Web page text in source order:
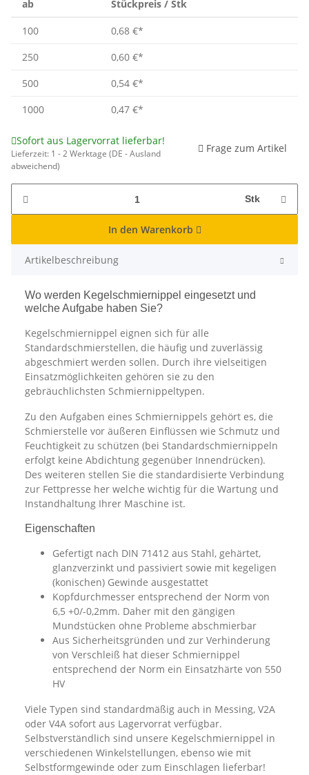
ab
Stückpreis / Stk
100 0,68 €*
250
0,60 €*
500
0,54 €*
1000
0,47 €*
Sofort aus Lagervorrat lieferbar!
Lieferzeit: 1 - 2 Werktage (DE - Ausland
abweichend)
Frage zum Artikel
Stk
In den Warenkorb
Artikelbeschreibung
Wo werden Kegelschmiernippel eingesetzt und
welche Aufgabe haben Sie?
Kegelschmiernippel eignen sich für alle
Standardschmierstellen, die häufig und zuverlässig
abgeschmiert werden sollen. Durch ihre vielseitigen
Einsatzmöglichkeiten gehören sie zu den
gebräuchlichsten Schmiernippeltypen.
Zu den Aufgaben eines Schmiernippels gehört es, die
Schmierstelle vor äußeren Einflüssen wie Schmutz und
Feuchtigkeit zu schützen (bei Standardschmiernippeln
erfolgt keine Abdichtung gegenüber Innendrücken).
Des weiteren stellen Sie die standardisierte Verbindung
zur Fettpresse her welche wichtig für die Wartung und
Instandhaltung Ihrer Maschine ist.
Eigenschaften
Gefertigt nach DIN 71412 aus Stahl, gehärtet,
glanzverzinkt und passiviert sowie mit kegeligen
(konischen) Gewinde ausgestattet
Kopfdurchmesser entsprechend der Norm von
6,5 +0/-0,2mm. Daher mit den gängigen
Mundstücken ohne Probleme abschmierbar
Aus Sicherheitsgründen und zur Verhinderung
von Verschleiß hat dieser Schmiernippel
entsprechend der Norm ein Einsatzhärte von 550
HV
Viele Typen sind standardmäßig auch in Messing, V2A
oder V4A sofort aus Lagervorrat verfügbar.
Selbstverständlich sind unsere Kegelschmiernippel in
verschiedenen Winkelstellungen, ebenso wie mit
Selbstformgewinde oder zum Einschlagen lieferbar!